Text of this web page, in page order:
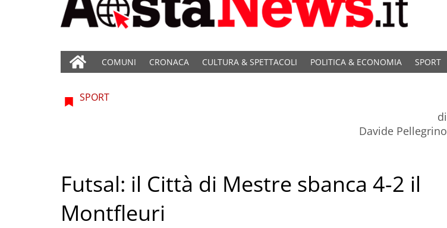
COMUNI CRONACA CULTURA & SPETTACOLI POLITICA & ECONOMIA SPORT
SPORT
di
Davide Pellegrino
Futsal: il Città di Mestre sbanca 4-2 il
Montfleuri